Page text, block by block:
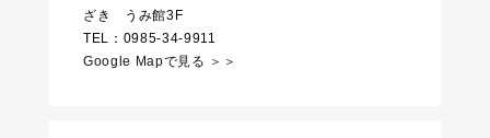
ざき うみ館3F
TEL：0985-34-9911
Google Mapで見る ＞＞